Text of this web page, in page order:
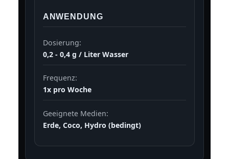
ANWENDUNG
Dosierung:
0,2 - 0,4 g / Liter Wasser
Frequenz:
1x pro Woche
Geeignete Medien:
Erde, Coco, Hydro (bedingt)